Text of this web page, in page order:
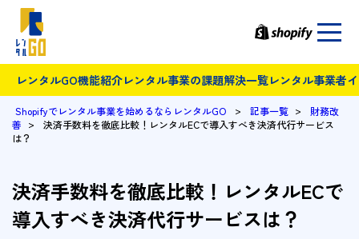
レンタルGO機能紹介レンタル事業の課題解決一覧レンタル事業者
Shopifyでレンタル事業を始めるならレンタルGO > 記事一覧 >
財務改
善 >
決済手数料を徹底比較！レンタルECで導入すべき決済代行サービス
は？
決済手数料を徹底比較！レンタルECで
導入すべき決済代行サービスは？